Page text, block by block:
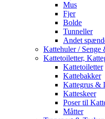
Mus
Fjer
Bolde
Tunneller
Andet
Kattehuler /
Kattetoiletter,
Kattetoiletter
Kattebakker
Kattegrus &
Katteskeer
Poser til
Måtter